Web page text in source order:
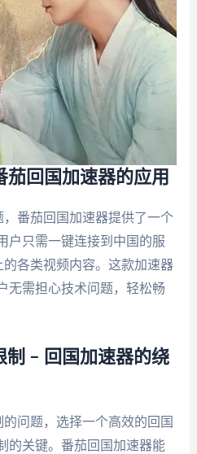
茄回国加速器的应用
番茄回国加速器提供了一个
户只需一键连接到中国的服
各类视频内容。这款加速器
无需担心技术问题，轻松畅
制 – 回国加速器的绕
问题，选择一个高效的回国
的关键。番茄回国加速器能